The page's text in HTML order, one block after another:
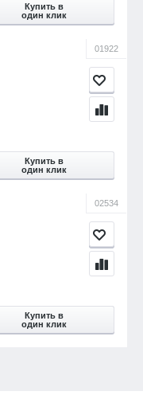
Купить в
один клик
01922
Купить в
один клик
02534
Купить в
один клик